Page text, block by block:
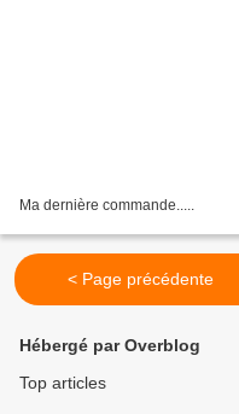
Ma dernière commande.....
< Page précédente
Hébergé par Overblog
Top articles